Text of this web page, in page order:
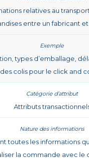
relatives au
entre un fabricant
types d’emballage,
colis pour le click and
Attributs
toutes les informations
la commande avec le